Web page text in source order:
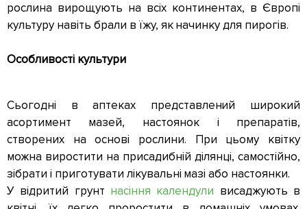
рослина вирощують на всіх континентах, в Європі
культуру навіть брали в їжу, як начинку для пирогів.
Особливості культури
Сьогодні в аптеках представлений широкий
асортимент мазей, настоянок і препаратів,
створених на основі рослини. При цьому квітку
можна виростити на присадибній ділянці, самостійно,
зібрати і приготувати лікувальні мазі або настоянки.
У відритий грунт насіння календули висаджують в